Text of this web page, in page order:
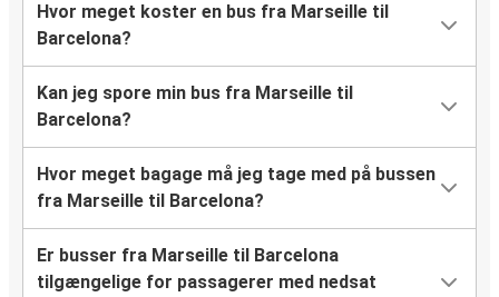
Hvor meget koster en bus fra Marseille til
Barcelona?
Kan jeg spore min bus fra Marseille til
Barcelona?
Hvor meget bagage må jeg tage med på bussen
fra Marseille til Barcelona?
Er busser fra Marseille til Barcelona
tilgængelige for passagerer med nedsat